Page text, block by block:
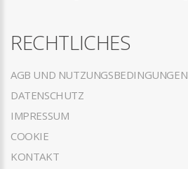
RECHTLICHES
AGB UND NUTZUNGSBEDINGUNGEN
DATENSCHUTZ
IMPRESSUM
COOKIE
KONTAKT